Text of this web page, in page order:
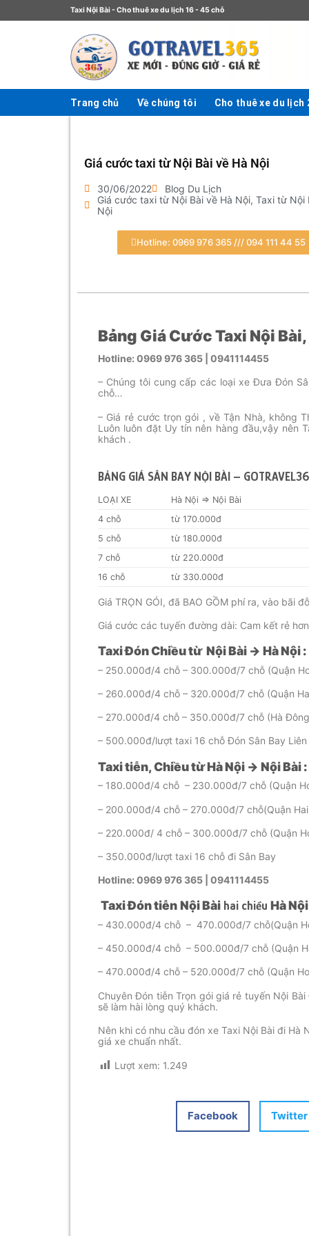
Taxi Nội Bài - Cho thuê xe du lịch 16 - 45 chỗ
Trang chủ Về chúng tôi Cho thuê xe du lịch
Giá cước taxi từ Nội Bài về Hà Nội
30/06/2022
Blog Du Lịch
Giá cước taxi từ Nội Bài về Hà Nội, Taxi từ Nội
Nội
Hotline: 0969 976 365 /// 094 111 44 55
Bảng Giá Cước Taxi Nội
Hotline: 0969 976 365 | 0941114455
– Chúng tôi cung cấp các loại xe Đưa Đón
chỗ…
– Giá rẻ cước trọn gói , về Tận Nhà, không
Luôn luôn đặt Uy tín nên hàng đầu,vậy nên
khách .
BẢNG GIÁ SÂN BAY NỘI BÀI –
LOẠI XE Hà Nội => Nội Bài
4 chỗ
từ 170.000đ
5 chỗ
từ 180.000đ
7 chỗ
từ 220.000đ
16 chỗ
từ 330.000đ
Giá TRỌN GÓI, đã BAO GỒM phí ra, vào bãi
Giá cước các tuyến đường dài: Cam kết rẻ
Taxi Đón Chiều từ Nội Bài → Hà Nội :
– 250.000đ/4 chỗ – 300.000đ/7 chỗ (Quận
– 260.000đ/4 chỗ – 320.000đ/7 chỗ (Quận
– 270.000đ/4 chỗ – 350.000đ/7 chỗ (Hà
– 500.000đ/lượt taxi 16 chỗ Đón Sân Bay Liên
Taxi tiễn, Chiều từ Hà Nội → Nội Bài:
– 180.000đ/4 chỗ – 230.000đ/7 chỗ (Quận
– 200.000đ/4 chỗ – 270.000đ/7 chỗ(Quận
– 220.000đ/ 4 chỗ – 300.000đ/7 chỗ (Quận
– 350.000đ/lượt taxi 16 chỗ đi Sân Bay
Hotline: 0969 976 365 | 0941114455
Taxi Đón tiễnNội Bài hai chiều Hà Nội
– 430.000đ/4 chỗ – 470.000đ/7 chỗ(Quận
– 450.000đ/4 chỗ – 500.000đ/7 chỗ (Quận
– 470.000đ/4 chỗ – 520.000đ/7 chỗ (Quận
Chuyên Đón tiễn Trọn gói giá rẻ tuyến Nội
sẽ làm hài lòng quý khách.
Nên khi có nhu cầu đón xe Taxi Nội Bài đi
giá xe chuẩn nhất.
Lượt xem: 1.249
Facebook Twitter